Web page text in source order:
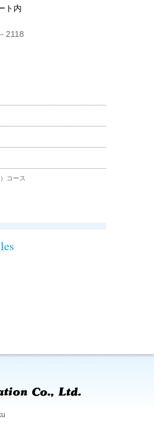
ト内
2118
コース